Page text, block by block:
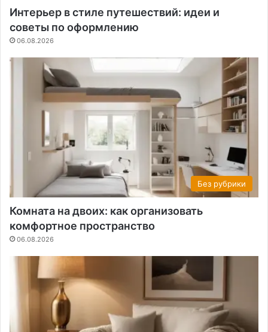
Интерьер в стиле путешествий: идеи и
советы по оформлению
06.08.2026
Без рубрики
Комната на двоих: как организовать
комфортное пространство
06.08.2026